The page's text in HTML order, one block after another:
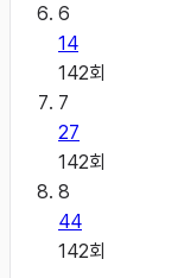
6
14
142회
7
27
142회
8
44
142회